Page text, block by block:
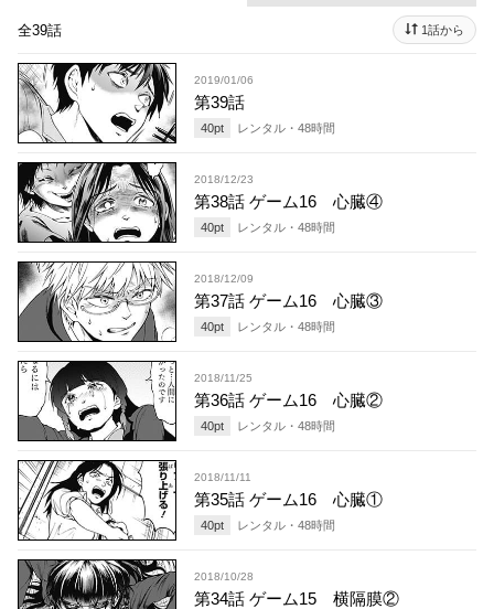
全39話 1話から
2019/01/06
第39話
40pt レンタル・ 48時間
2018/12/23
第38話 ゲーム16 心臓④
40pt レンタル・ 48時間
2018/12/09
第37話 ゲーム16 心臓③
40pt レンタル・ 48時間
2018/11/25
第36話 ゲーム16 心臓②
40pt レンタル・ 48時間
2018/11/11
第35話 ゲーム16 心臓①
40pt レンタル・ 48時間
2018/10/28
第34話 ゲーム15 横隔膜②